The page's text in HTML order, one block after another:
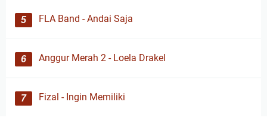
FLA Band - Andai Saja
Anggur Merah 2 - Loela Drakel
Fizal - Ingin Memiliki